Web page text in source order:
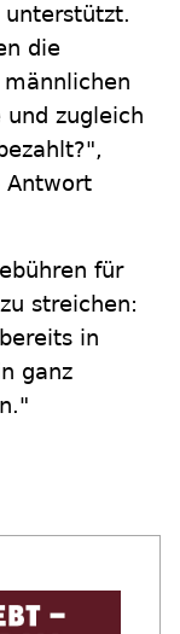
unterstützt.
die
zugleich
Antwort
für
streichen:
in
ganz